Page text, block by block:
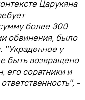
Царукяна
более 300
обвинения, было
"Украденное у
быть возвращено
его соратники и
-